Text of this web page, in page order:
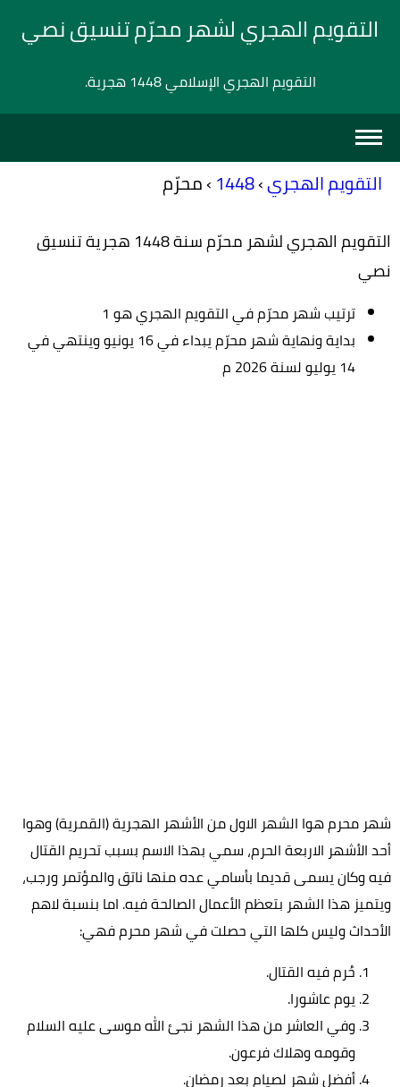
التقويم الهجري لشهر محرّم تنسيق نصي
التقويم الهجري الإسلامي 1448 هجرية.
التقويم الهجري›
1448
›محرّم
التقويم الهجري لشهر محرّم سنة 1448 هجرية تنسيق
نصي
ترتيب شهر محرّم في التقويم الهجري هو 1
بداية ونهاية شهر محرّم يبداء في 16 يونيو وينتهي في
14 يوليو لسنة 2026 م
شهر محرم هوا الشهر الاول من الأشهر الهجرية (القمرية) وهوا
أحد الأشهر الاربعة الحرم، سمي بهذا الاسم بسبب تحريم القتال
فيه وكان يسمى قديما بأسامي عده منها ناتق والمؤتمر ورجب،
ويتميز هذا الشهر بتعظم الأعمال الصالحة فيه. اما بنسبة لاهم
الأحداث وليس كلها التي حصلت في شهر محرم فهي:
حُرم فيه القتال.
يوم عاشورا.
وفي العاشر من هذا الشهر نجئ الله موسى عليه السلام
وقومه وهلاك فرعون.
أفضل شهر لصيام بعد رمضان.